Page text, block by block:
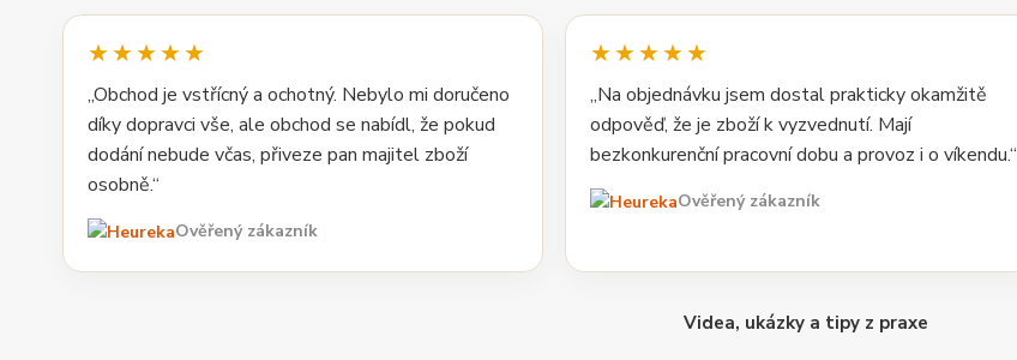
★★★★★
„Obchod je vstřícný a ochotný. Nebylo mi doručeno
díky dopravci vše, ale obchod se nabídl, že pokud
dodání nebude včas, přiveze pan majitel zboží
osobně.“
Ověřený zákazník
★★★★★
„Na objednávku jsem dostal prakticky okamžitě
odpověď, že je zboží k vyzvednutí. Mají
bezkonkurenční pracovní dobu a provoz i o víkendu.“
Ověřený zákazník
Videa, ukázky a tipy z praxe